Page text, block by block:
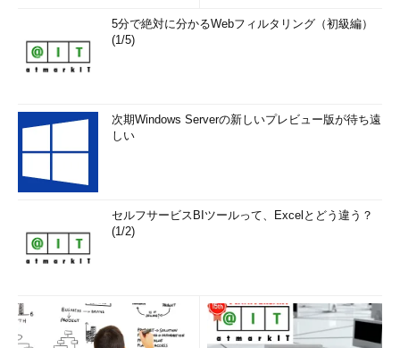
5分で絶対に分かるWebフィルタリング（初級編）
(1/5)
次期Windows Serverの新しいプレビュー版が待ち遠
しい
セルフサービスBIツールって、Excelとどう違う？
(1/2)